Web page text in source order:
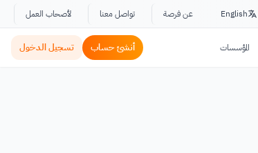
English عن فرصة تواصل معنا لأصحاب العمل
المؤسسات أنشئ حساب تسجيل الدخول